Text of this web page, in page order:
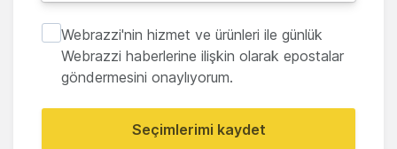
Webrazzi'nin hizmet ve ürünleri ile günlük
Webrazzi haberlerine ilişkin olarak epostalar
göndermesini onaylıyorum.
Seçimlerimi kaydet